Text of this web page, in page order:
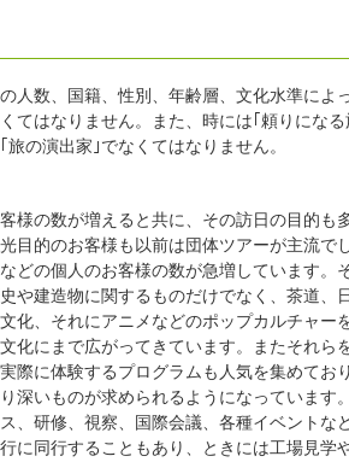
人数、国籍、性別、年齢層、文化水準に
てはなりません。また、時には｢頼りにな
の演出家｣でなくてはなりません。
様の数が増えると共に、その訪日の目的も
目的のお客様も以前は団体ツアーが主流で
どの個人のお客様の数が急増しています。
や建造物に関するものだけでなく、茶道、
化、それにアニメなどのポップカルチャー
化にまで広がってきています。またそれら
際に体験するプログラムも人気を集めており
深いものが求められるようになっています
、研修、視察、国際会議、各種イベントな
に同行することもあり、ときには工場見学